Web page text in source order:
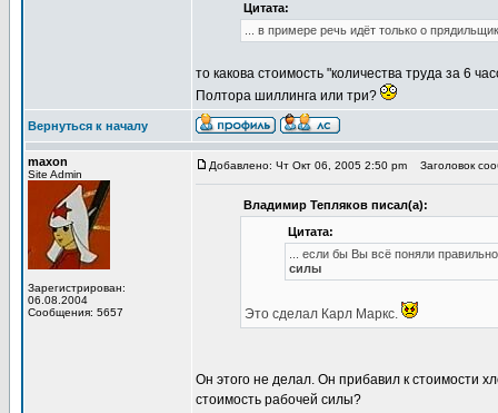
Цитата:
... в примере речь идёт только о
то какова стоимость "количества труда за 6
Полтора шиллинга или три?
Вернуться к началу
maxon
Site Admin
Зарегистрирован:
06.08.2004
Сообщения: 5657
Добавлено: Чт Окт 06, 2005 2:50 pm Заголовок
Владимир Тепляков писал(а):
Цитата:
... если бы Вы всё поняли
силы
Это сделал Карл Маркс.
Он этого не делал. Он прибавил к стоимости
стоимость рабочей силы?